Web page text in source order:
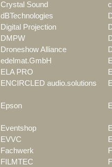
Crystal Sound
dBTechnologies
Digital Projection
DMPW
Droneshow Alliance
edelmat.GmbH
ELA PRO
ENCIRCLED audio.solutions
Epson
Eventshop
EVVC
Fachwerk
FILMTEC